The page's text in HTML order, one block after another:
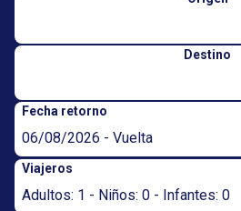
Destino
Fecha retorno
06/08/2026 - Vuelta
Viajeros
Adultos: 1 - Niños: 0 - Infantes: 0